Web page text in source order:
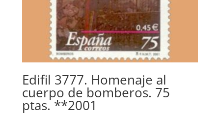
Edifil 3777. Homenaje al
cuerpo de bomberos. 75
ptas. **2001